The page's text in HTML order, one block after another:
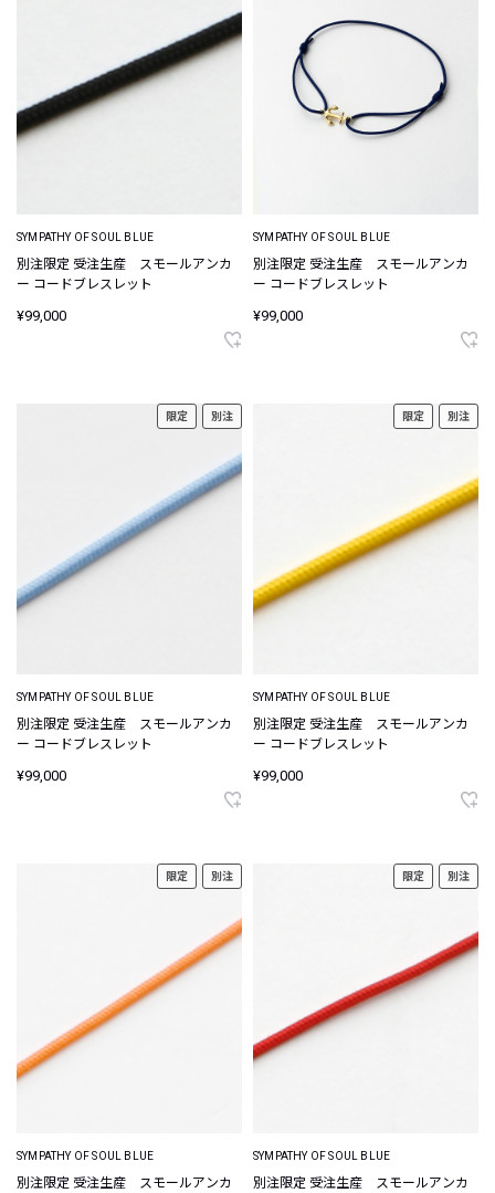
SYMPATHY OF SOUL BLUE
別注限定 受注生産 スモールアンカ
ー コードブレスレット
¥99,000
SYMPATHY OF SOUL BLUE
別注限定 受注生産 スモールアンカ
ー コードブレスレット
¥99,000
限定 別注
SYMPATHY OF SOUL BLUE
別注限定 受注生産 スモールアンカ
ー コードブレスレット
¥99,000
限定 別注
SYMPATHY OF SOUL BLUE
別注限定 受注生産 スモールアンカ
ー コードブレスレット
¥99,000
限定 別注
SYMPATHY OF SOUL BLUE
別注限定 受注生産 スモールアンカ
限定 別注
SYMPATHY OF SOUL BLUE
別注限定 受注生産 スモールアンカ